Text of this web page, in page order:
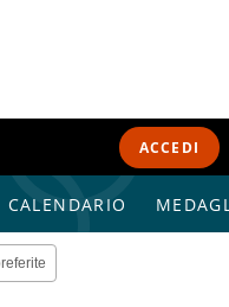
ACCEDI
CALENDARIO